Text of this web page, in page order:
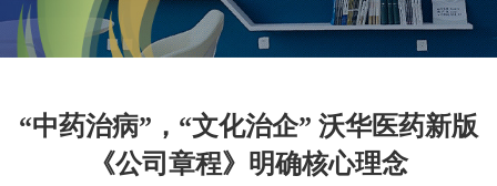
“中药治病”，“文化治企” 沃华医药新版
《公司章程》明确核心理念